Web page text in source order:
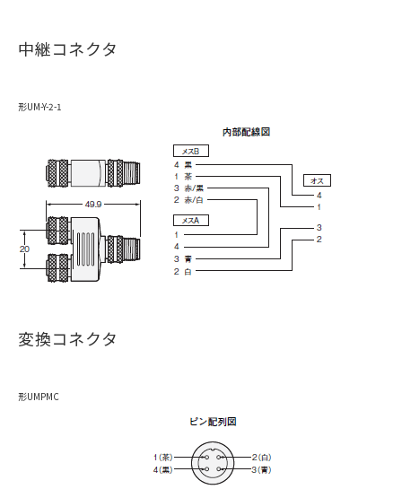
中継コネクタ
形UM-Y-2-1
変換コネクタ
形UMPMC